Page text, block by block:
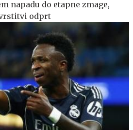
napadu do etapne zmage,
odprt